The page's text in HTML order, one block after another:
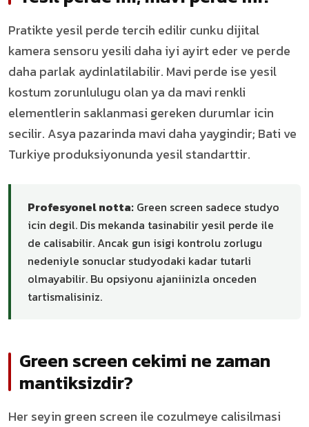
Pratikte yesil perde tercih edilir cunku dijital
kamera sensoru yesili daha iyi ayirt eder ve perde
daha parlak aydinlatilabilir. Mavi perde ise yesil
kostum zorunlulugu olan ya da mavi renkli
elementlerin saklanmasi gereken durumlar icin
secilir. Asya pazarinda mavi daha yaygindir; Bati ve
Turkiye produksiyonunda yesil standarttir.
Profesyonel notta: Green screen sadece studyo
icin degil. Dis mekanda tasinabilir yesil perde ile
de calisabilir. Ancak gun isigi kontrolu zorlugu
nedeniyle sonuclar studyodaki kadar tutarli
olmayabilir. Bu opsiyonu ajaniinizla onceden
tartismalisiniz.
Green screen cekimi ne zaman
mantiksizdir?
Her seyin green screen ile cozulmeye calisilmasi